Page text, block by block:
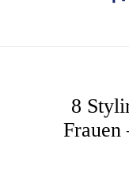
8
Frauen